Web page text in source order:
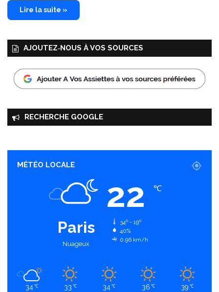
Lire la suite »
AJOUTEZ‑NOUS À VOS SOURCES
RECHERCHE GOOGLE
MÉTÉO LOCALE
Paris
Nuageux
22 ℃
34º - 19º
40%
0.96 km/h
34 ℃ 33 ℃ 34 ℃ 36 ℃ 39 ℃